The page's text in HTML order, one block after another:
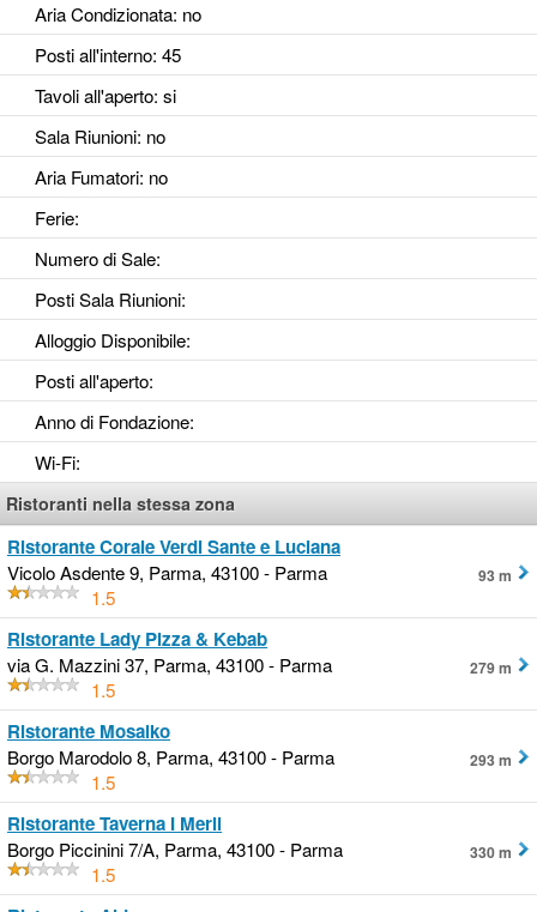
Aria Condizionata: no
Posti all'interno: 45
Tavoli all'aperto: si
Sala Riunioni: no
Aria Fumatori: no
Ferie:
Numero di Sale:
Posti Sala Riunioni:
Alloggio Disponibile:
Posti all'aperto:
Anno di Fondazione:
Wi-Fi:
Ristoranti nella stessa zona
Ristorante Corale Verdi Sante e Luciana
Vicolo Asdente 9, Parma, 43100 - Parma
1.5
93 m
Ristorante Lady Pizza & Kebab
via G. Mazzini 37, Parma, 43100 - Parma
1.5
279 m
Ristorante Mosaiko
Borgo Marodolo 8, Parma, 43100 - Parma
1.5
293 m
Ristorante Taverna I Merli
Borgo Piccinini 7/A, Parma, 43100 - Parma
1.5
330 m